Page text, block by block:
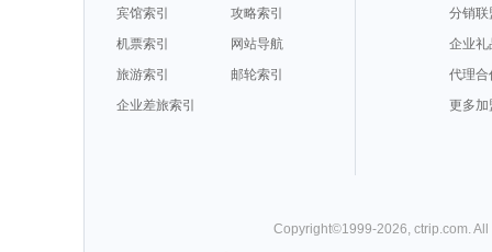
宾馆索引
攻略索引
机票索引
网站导航
旅游索引
邮轮索引
企业差旅索引
分销联
企业礼
代理合
更多加
Copyright©1999-2026 ctrip.com .